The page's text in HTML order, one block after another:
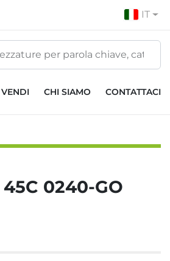
IT
VENDI CHI SIAMO CONTATTACI
0240-GO